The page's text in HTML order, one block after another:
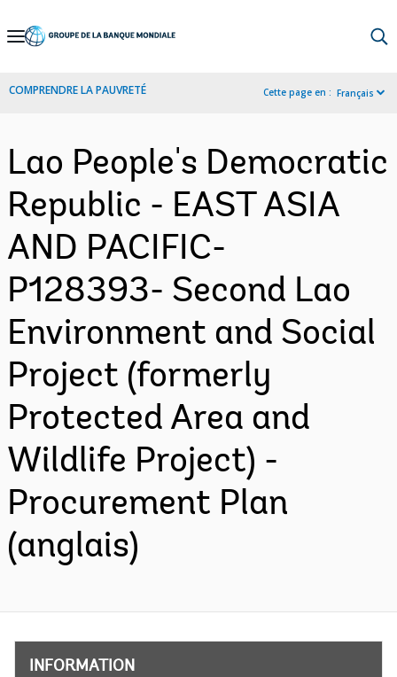
Skip
Navigation
COMPRENDRE LA PAUVRETÉ Cette page en : Français
Lao People's Democratic
Republic - EAST ASIA
AND PACIFIC-
P128393- Second Lao
Environment and Social
Project (formerly
Protected Area and
Wildlife Project) -
Procurement Plan
(anglais)
INFORMATION